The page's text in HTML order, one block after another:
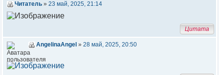
Читатель » 23 май, 2025, 21:14
Цитата
AngelinaAngel » 28 май, 2025, 20:50